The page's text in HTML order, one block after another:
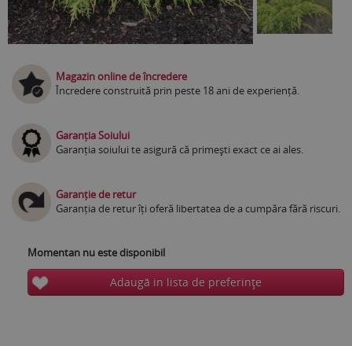
Magazin online de încredere
Încredere construită prin peste 18 ani de experiență.
Garanția Soiului
Garanția soiului te asigură că primești exact ce ai ales.
Garanție de retur
Garanția de retur îți oferă libertatea de a cumpăra fără riscuri.
Momentan nu este disponibil
Adaugă in lista de preferinţe